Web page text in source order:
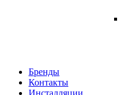
Бренды
Контакты
Инсталляции